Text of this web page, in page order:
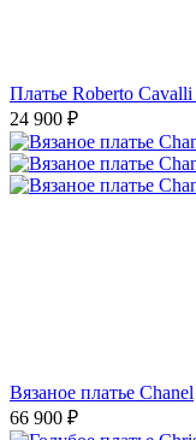
Платье Roberto
24 900 ₽
Вязаное платье Chanel
66 900 ₽